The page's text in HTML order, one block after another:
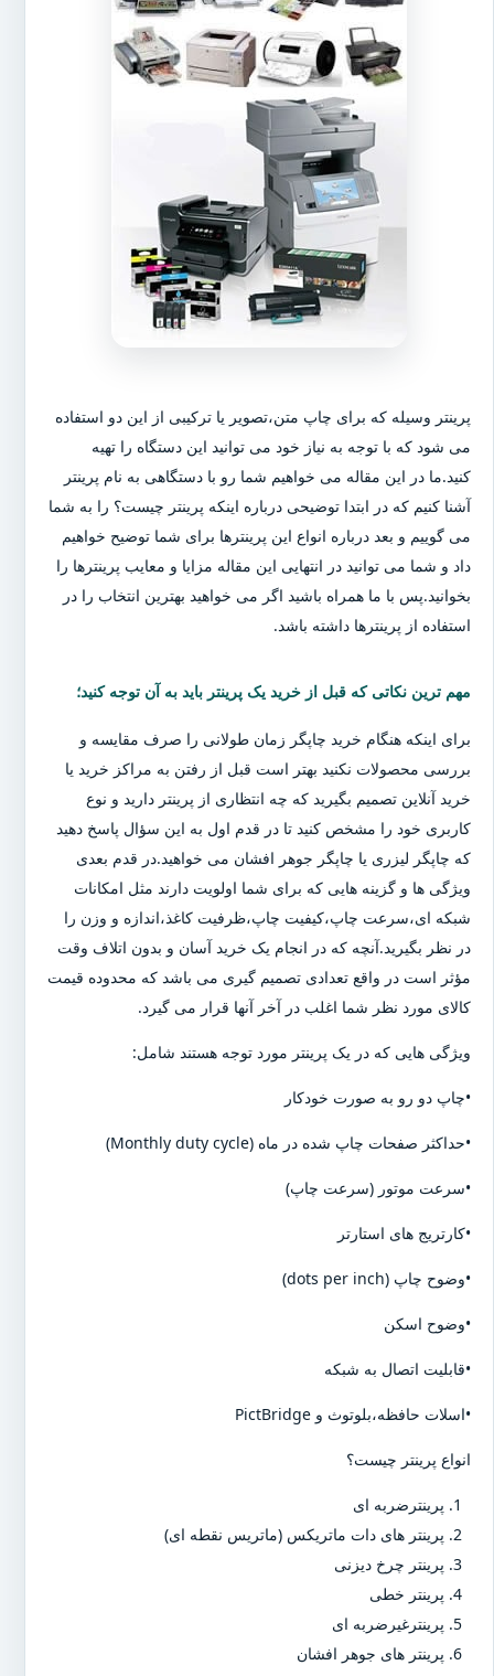
پرینتر وسیله که برای چاپ متن،تصویر یا ترکیبی از این دو استفاده
می شود که با توجه به نیاز خود می توانید این دستگاه را تهیه
کنید.ما در این مقاله می خواهیم شما رو با دستگاهی به نام پرینتر
آشنا کنیم که در ابتدا توضیحی درباره اینکه پرینتر چیست؟ را به شما
می گوییم و بعد درباره انواع این پرینترها برای شما توضیح خواهیم
داد و شما می توانید در انتهایی این مقاله مزایا و معایب پرینترها را
بخوانید.پس با ما همراه باشید اگر می خواهید بهترین انتخاب را در
استفاده از پرینترها داشته باشد.
مهم ترین نکاتی که قبل از خرید یک پرینتر باید به آن توجه کنید؛
برای اینکه هنگام خرید چاپگر زمان طولانی را صرف مقایسه و
بررسی محصولات نکنید بهتر است قبل از رفتن به مراکز خرید یا
خرید آنلاین تصمیم بگیرید که چه انتظاری از پرینتر دارید و نوع
کاربری خود را مشخص کنید تا در قدم اول به این سؤال پاسخ دهید
که چاپگر لیزری یا چاپگر جوهر افشان می خواهید.در قدم بعدی
ویژگی ها و گزینه هایی که برای شما اولویت دارند مثل امکانات
شبکه ای،سرعت چاپ،کیفیت چاپ،ظرفیت کاغذ،اندازه و وزن را
در نظر بگیرید.آنچه که در انجام یک خرید آسان و بدون اتلاف وقت
مؤثر است در واقع تعدادی تصمیم گیری می باشد که محدوده قیمت
کالای مورد نظر شما اغلب در آخر آنها قرار می گیرد.
ویژگی هایی که در یک پرینتر مورد توجه هستند شامل:
•چاپ دو رو به صورت خودکار
•حداکثر صفحات چاپ شده در ماه (Monthly duty cycle)
•سرعت موتور (سرعت چاپ)
•کارتریج های استارتر
•وضوح چاپ (dots per inch)
•وضوح اسکن
•قابلیت اتصال به شبکه
•اسلات حافظه،بلوتوث و PictBridge
انواع پرینتر چیست؟
پرینترضربه ای
پرینتر های دات ماتریکس (ماتریس نقطه ای)
پرینتر چرخ دیزنی
پرینتر خطی
پرینترغیرضربه ای
پرینتر های جوهر افشان